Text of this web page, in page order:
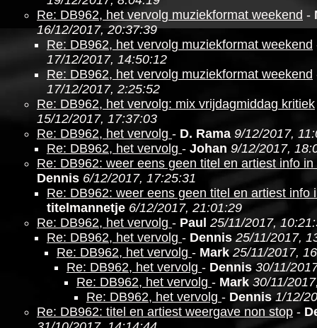
Re: DB962, het vervolg muziekformat weekend -
16/12/2017, 20:37:39
Re: DB962, het vervolg muziekformat weekend
17/12/2017, 14:50:12
Re: DB962, het vervolg muziekformat weekend
17/12/2017, 2:25:52
Re: DB962, het vervolg: mix vrijdagmiddag kritiek
15/12/2017, 17:37:03
Re: DB962, het vervolg - D. Rama 9/12/2017,
Re: DB962, het vervolg - Johan 9/12/2017,
Re: DB962: weer eens geen titel en artiest info
Dennis 6/12/2017, 17:25:31
Re: DB962: weer eens geen titel en artiest info
titelmannetje 6/12/2017, 21:01:29
Re: DB962, het vervolg - Paul 25/11/2017,
Re: DB962, het vervolg - Dennis 25/11/2017,
Re: DB962, het vervolg - Mark 25/11/2017,
Re: DB962, het vervolg - Dennis 30/11/
Re: DB962, het vervolg - Mark 30/11/
Re: DB962, het vervolg - Dennis 1/12/
Re: DB962: titel en artiest weergave non stop -